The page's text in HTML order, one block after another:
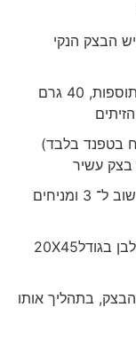
הנקי
מפזרים מעל החלק המקופל הנקי מתוספות, 40 גרם
בלבד)
עשיר
מסובבים את מלבן הבצק ומקפלים שוב ל־ 3 ומניחים
משטחים את מלבן הבצק שנוצר למלבן בגודל20X45
הטפנד על 3/2 מהבצק, בתהליך אותו